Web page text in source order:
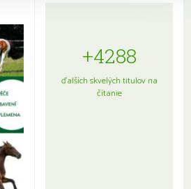
+4288
ďalších skvelých titulov na
čítanie